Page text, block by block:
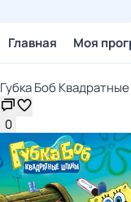
Главная Моя
Губка Боб
0